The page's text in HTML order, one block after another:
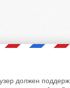
должен